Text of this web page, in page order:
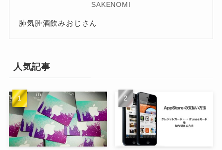
SAKENOMI
肺気腫酒飲みおじさん
人気記事